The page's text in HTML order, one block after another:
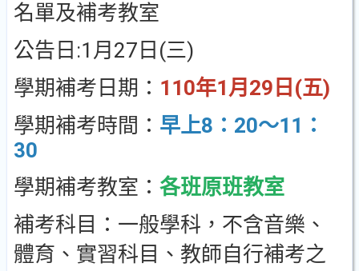
名單及補考教室
公告日:1月27日(三)
學期補考日期： 110年1月29日(五)
學期補考時間： 早上8：20～11：
30
學期補考教室： 各班原班教室
補考科目：一般學科，不含音樂、
體育、實習科目、教師自行補考之